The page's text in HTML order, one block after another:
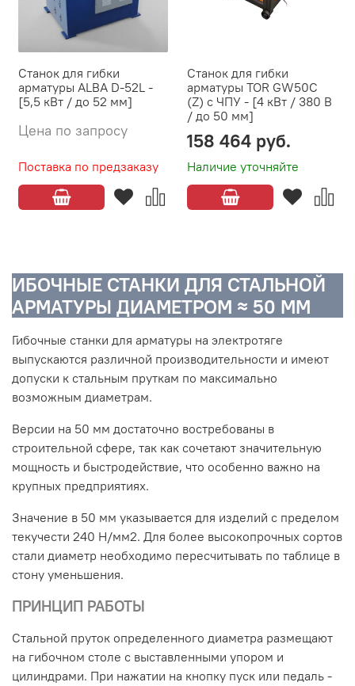
Станок для гибки
арматуры ALBA D-52L -
[5,5 кВт / до 52 мм]
Поставка по предзаказу
Цена по запросу
Станок для гибки
арматуры TOR GW50C
(Z) с ЧПУ - [4 кВт / 380 В
/ до 50 мм]
Наличие уточняйте
158 464 руб.
ИБОЧНЫЕ СТАНКИ ДЛЯ СТАЛЬНОЙ
АРМАТУРЫ ДИАМЕТРОМ ≈ 50 ММ
Гибочные станки для арматуры на электротяге
выпускаются различной производительности и имеют
допуски к стальным пруткам по максимально
возможным диаметрам.
Версии на 50 мм достаточно востребованы в
строительной сфере, так как сочетают значительную
мощность и быстродействие, что особенно важно на
крупных предприятиях.
Значение в 50 мм указывается для изделий с пределом
текучести 240 H/мм2. Для более высокопрочных сортов
стали диаметр необходимо пересчитывать по таблице в
стону уменьшения.
ПРИНЦИП РАБОТЫ
Стальной пруток определенного диаметра размещают
на гибочном столе с выставленными упором и
цилиндрами. При нажатии на кнопку пуск или педаль -